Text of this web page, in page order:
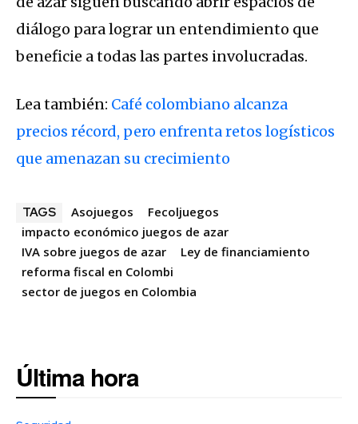
diálogo para lograr un entendimiento que
beneficie a todas las partes involucradas.
Lea también: Café colombiano alcanza
precios récord, pero enfrenta retos logísticos
que amenazan su crecimiento
TAGS Asojuegos
Fecoljuegos
impacto económico juegos de azar
IVA sobre juegos de azar
Ley de financiamiento
reforma fiscal en Colombi
sector de juegos en Colombia
Última hora